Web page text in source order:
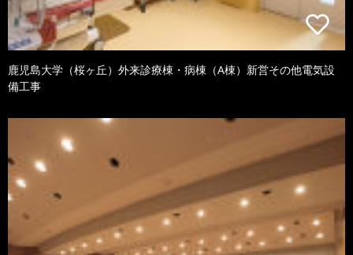
鹿児島大学（桜ヶ丘）外来診療棟・病棟（A棟）新営その他電気設
備工事